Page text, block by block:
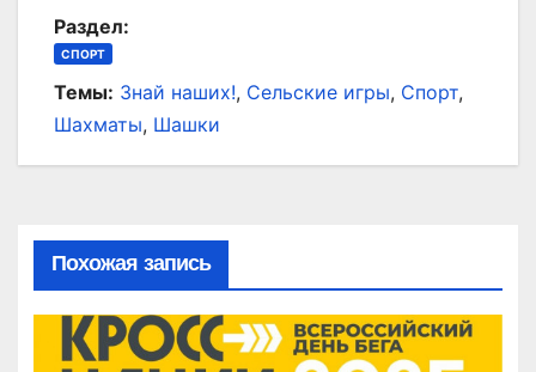
Раздел:
СПОРТ
Темы: Знай наших!, Сельские игры, Спорт,
Шахматы, Шашки
Похожая запись